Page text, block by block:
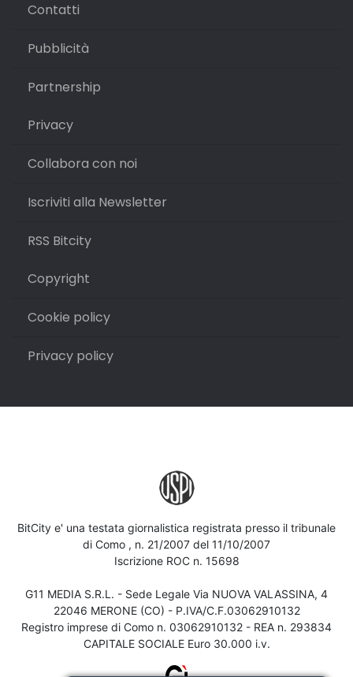
Contatti
Pubblicità
Partnership
Privacy
Collabora con noi
Iscriviti alla Newsletter
RSS Bitcity
Copyright
Cookie policy
Privacy policy
BitCity e' una testata giornalistica registrata presso il tribunale
di Como , n. 21/2007 del 11/10/2007
Iscrizione ROC n. 15698
G11 MEDIA S.R.L. - Sede Legale Via NUOVA VALASSINA, 4
22046 MERONE (CO) - P.IVA/C.F.03062910132
Registro imprese di Como n. 03062910132 - REA n. 293834
CAPITALE SOCIALE Euro 30.000 i.v.